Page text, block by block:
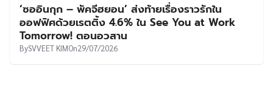
‘ซออินกุก – พัคจีฮยอน’ ส่งท้ายเรื่องราวรักใน
ออฟฟิศด้วยเรตติ้ง 4.6% ใน See You at Work
Tomorrow! ตอนอวสาน
BySVVEET KIMOn29/07/2026